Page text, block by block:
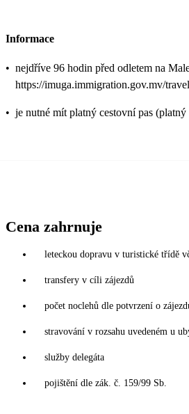
Informace
• nejdříve 96 hodin před odletem na
https://imuga.immigration.gov.mv/
• je nutné mít platný cestovní pas
Cena zahrnuje
leteckou dopravu v turistické třídě
transfery v cíli zájezdů
počet noclehů dle potvrzení o
stravování v rozsahu uvedeném u
služby delegáta
pojištění dle zák. č. 159/99 Sb.